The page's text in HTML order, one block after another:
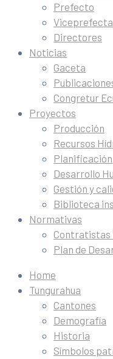
Prefecto
Viceprefecta
Directores
Noticias
Gaceta
Congretur
Proyectos
Producción
Recursos
Planificación
Desarrollo
Gestión y
Biblioteca
Normativas
Contratistas
Plan de
Home
Tungurahua
Cantones
Demografía
Historia
Símbolos